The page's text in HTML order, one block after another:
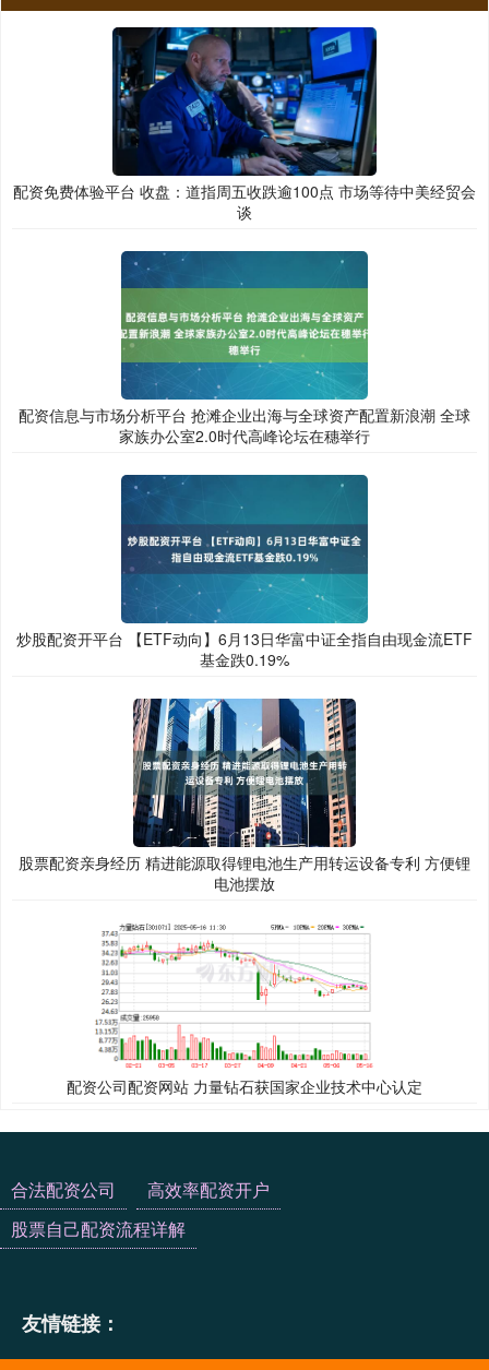
配资免费体验平台 收盘：道指周五收跌逾100点 市场等待中美经贸会
谈
配资信息与市场分析平台 抢滩企业出海与全球资产配置新浪潮 全球
家族办公室2.0时代高峰论坛在穗举行
炒股配资开平台 【ETF动向】6月13日华富中证全指自由现金流ETF
基金跌0.19%
股票配资亲身经历 精进能源取得锂电池生产用转运设备专利 方便锂
电池摆放
配资公司配资网站 力量钻石获国家企业技术中心认定
合法配资公司
高效率配资开户
股票自己配资流程详解
友情链接：